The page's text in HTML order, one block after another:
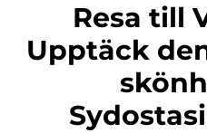
Resa till Vietnam –
Upptäck